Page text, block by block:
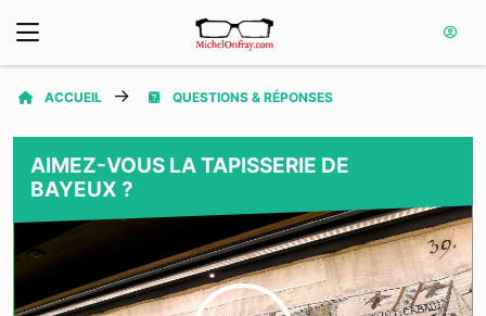
ACCUEIL QUESTIONS & RÉPONSES
AIMEZ-VOUS LA TAPISSERIE DE
BAYEUX ?